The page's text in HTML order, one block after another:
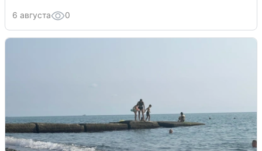
6 августа 0